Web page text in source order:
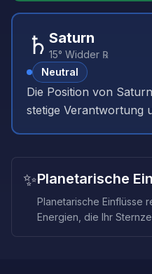
♄ Saturn
15° Widder ℞
Neutral
Die Position von
stetige Verantwortung
✨Planetarische
Planetarische Einflüsse
Energien, die Ihr